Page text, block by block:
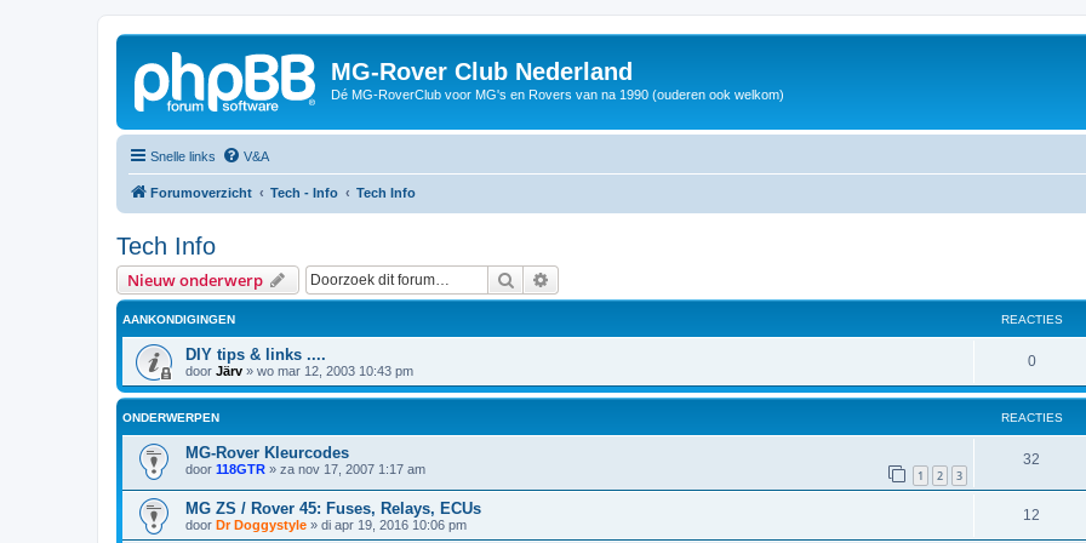
MG-Rover Club Nederland
Dé MG-RoverClub voor MG's en Rovers van na 1990 (ouderen ook welkom)
Snelle links V&A
Forumoverzicht Tech - Info Tech Info
Tech Info
Nieuw onderwerp Zoek
AANKONDIGINGEN REACTIES
DIY tips & links ....
door Järv » wo mar 12, 2003 10:43 pm
0
ONDERWERPEN REACTIES
MG-Rover Kleurcodes
door 118GTR » za nov 17, 2007 1:17 am 1 2 3
32
MG ZS / Rover 45: Fuses, Relays, ECUs
door Dr Doggystyle » di apr 19, 2016 10:06 pm
12